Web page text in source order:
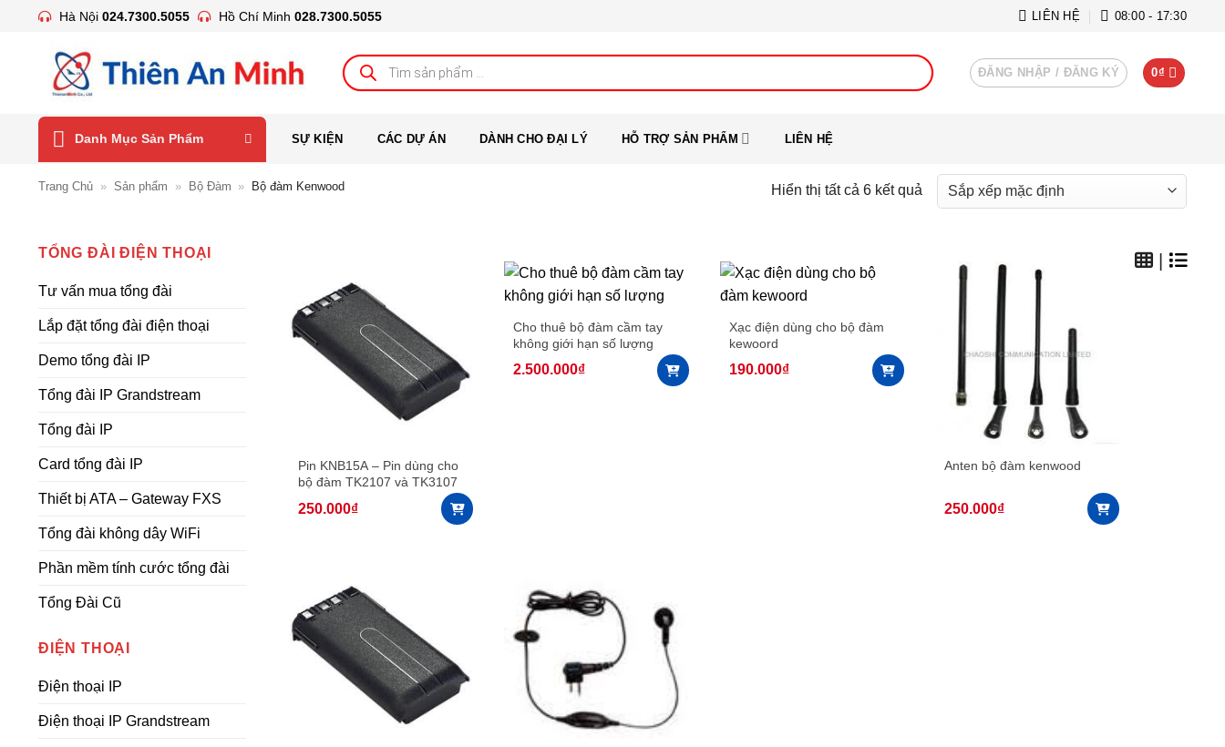
Hà Nội 024.7300.5055 Hồ Chí Minh 028.7300.5055 LIÊN HỆ 08:00 - 17:30
Tìm
kiếm
sản
phẩm
ĐĂNG NHẬP / ĐĂNG KÝ 0₫
Danh Mục Sản Phẩm SỰ KIỆN CÁC DỰ ÁN DÀNH CHO ĐẠI LÝ HỖ TRỢ SẢN PHẨM LIÊN HỆ
Trang Chủ » Sản phẩm » Bộ Đàm » Bộ đàm Kenwood Hiển thị tất cả 6 kết quả
TỔNG ĐÀI ĐIỆN THOẠI
Tư vấn mua tổng đài
Lắp đặt tổng đài điện thoại
Demo tổng đài IP
Tổng đài IP Grandstream
Tổng đài IP
Card tổng đài IP
Thiết bị ATA – Gateway FXS
Tổng đài không dây WiFi
Phần mềm tính cước tổng đài
Tổng Đài Cũ
ĐIỆN THOẠI
Điện thoại IP
Điện thoại IP Grandstream
Pin KNB15A – Pin dùng cho
bộ đàm TK2107 và TK3107
250.000₫
Cho thuê bộ đàm cầm tay
không giới hạn số lượng
2.500.000₫
Xạc điện dùng cho bộ đàm
kewoord
190.000₫
Anten bộ đàm kenwood
250.000₫